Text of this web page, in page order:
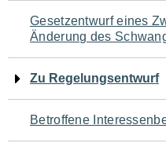
Navigation
für
den
Seiteninhalt
Gesetzentwurf eines
Änderung des
Zu Regelungsentwurf
Betroffene